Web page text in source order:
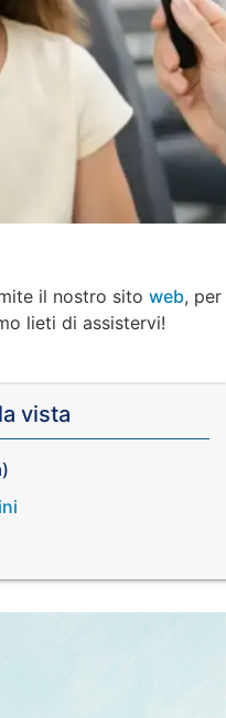
il nostro sito web, per
lieti di assistervi!
vista